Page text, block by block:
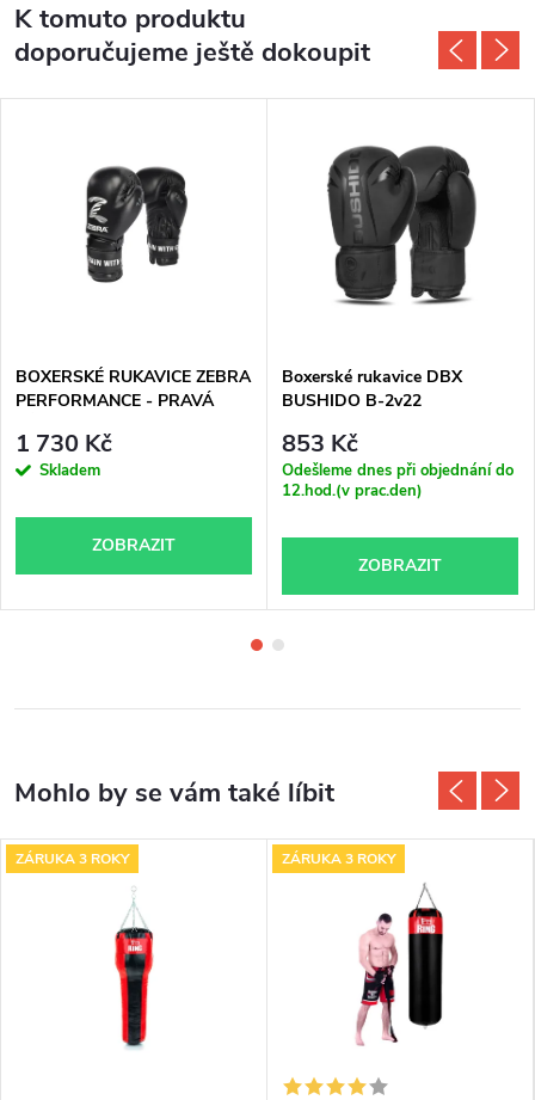
K tomuto produktu
doporučujeme ještě dokoupit
BOXERSKÉ RUKAVICE ZEBRA
PERFORMANCE - PRAVÁ
1 730 Kč
Skladem
ZOBRAZIT
Boxerské rukavice DBX
BUSHIDO B-2v22
853 Kč
Odešleme dnes při objednání do
12.hod.(v prac.den)
ZOBRAZIT
ZÁRUKA 3 ROKY ZÁRUKA 3 ROKY